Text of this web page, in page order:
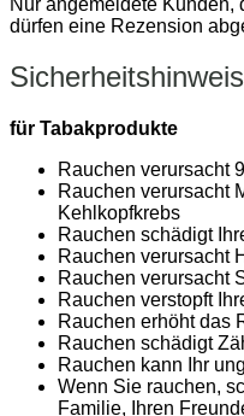
Nur angemeldete Kunden,
dürfen eine Rezension
für Tabakprodukte
Rauchen verursacht
Rauchen verursacht
Kehlkopfkrebs
Rauchen schädigt
Rauchen verursacht
Rauchen verursacht
Rauchen verstopft
Rauchen erhöht das
Rauchen schädigt
Rauchen kann Ihr
Wenn Sie rauchen,
Familie, Ihren